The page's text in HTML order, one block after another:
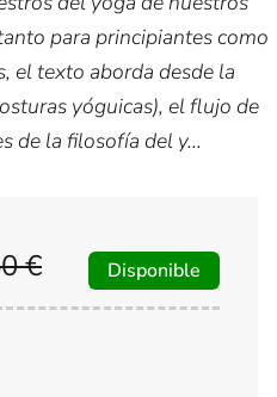
para principiantes como
el texto aborda desde la
yóguicas), el flujo de
de la filosofía del y...
€ Disponible